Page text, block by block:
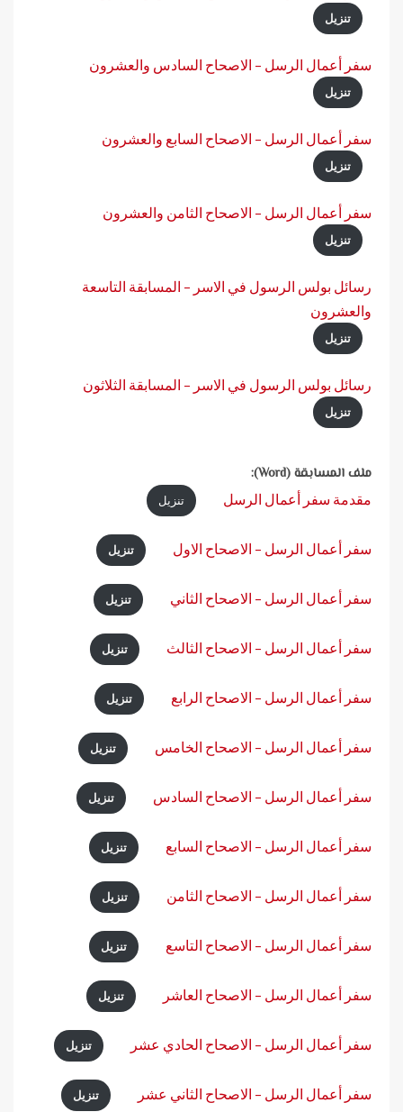
تنزيل
سفر أعمال الرسل – الاصحاح السادس والعشرون
تنزيل
سفر أعمال الرسل – الاصحاح السابع والعشرون
تنزيل
سفر أعمال الرسل – الاصحاح الثامن والعشرون
تنزيل
رسائل بولس الرسول في الاسر – المسابقة التاسعة
والعشرون
تنزيل
رسائل بولس الرسول في الاسر – المسابقة الثلاثون
تنزيل
ملف المسابقة (Word):
مقدمة سفر أعمال الرسل تنزيل
سفر أعمال الرسل – الاصحاح الاول تنزيل
سفر أعمال الرسل – الاصحاح الثاني تنزيل
سفر أعمال الرسل – الاصحاح الثالث تنزيل
سفر أعمال الرسل – الاصحاح الرابع تنزيل
سفر أعمال الرسل – الاصحاح الخامس تنزيل
سفر أعمال الرسل – الاصحاح السادس تنزيل
سفر أعمال الرسل – الاصحاح السابع تنزيل
سفر أعمال الرسل – الاصحاح الثامن تنزيل
سفر أعمال الرسل – الاصحاح التاسع تنزيل
سفر أعمال الرسل – الاصحاح العاشر تنزيل
سفر أعمال الرسل – الاصحاح الحادي عشر تنزيل
سفر أعمال الرسل – الاصحاح الثاني عشر تنزيل